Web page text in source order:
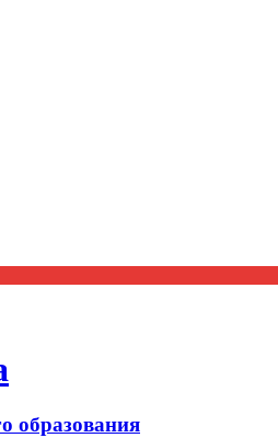
образования